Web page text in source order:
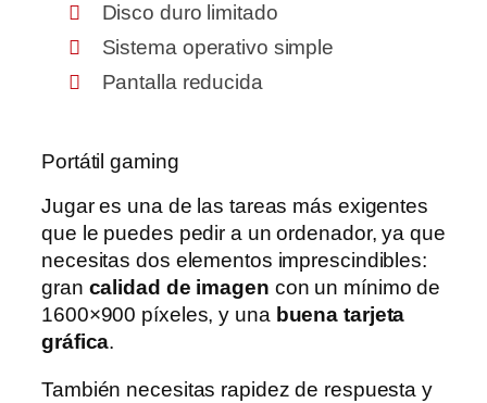
Disco duro limitado
Sistema operativo simple
Pantalla reducida
Portátil gaming
Jugar es una de las tareas más exigentes
que le puedes pedir a un ordenador, ya que
necesitas dos elementos imprescindibles:
gran calidad de imagen con un mínimo de
1600×900 píxeles, y una buena tarjeta
gráfica.
También necesitas rapidez de respuesta y